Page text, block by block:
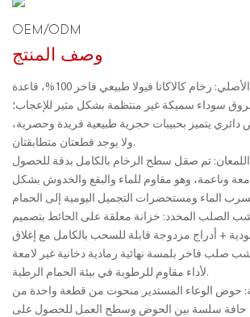
OEM/ODM
وصف المنتج
رخام كالاكاتا فيولا الأصلي: رخام كالاكاتا فيولا طبيعي فاخر 100%، قاعدة
عروق سوداء سميكة غير منتظمة بشكل مثير للإعجاب؛
يتميز بحبيبات حجرية طبيعية فريدة وحصرية،
ولا يوجد قطعتان متطابقتان.
تم صقل سطح الرخام بالكامل بدقة للحصول
وناعمة، وهو مقاوم للماء والبقع والخدوش بشكل
الصلب المخدد: خزانة معلقة على الحائط بتصميم
+ أدراج مزدوجة قابلة للسحب بالكامل مع إغلاق
صلب فاخر بلمسة نهائية رمادية دخانية غير لامعة
لأداء مقاوم للرطوبة في بيئة الحمام الرطبة.
حوض الوعاء المستدير منحوت من قطعة واحدة من
حافة سلسة بين الحوض وسطح العمل للحصول على